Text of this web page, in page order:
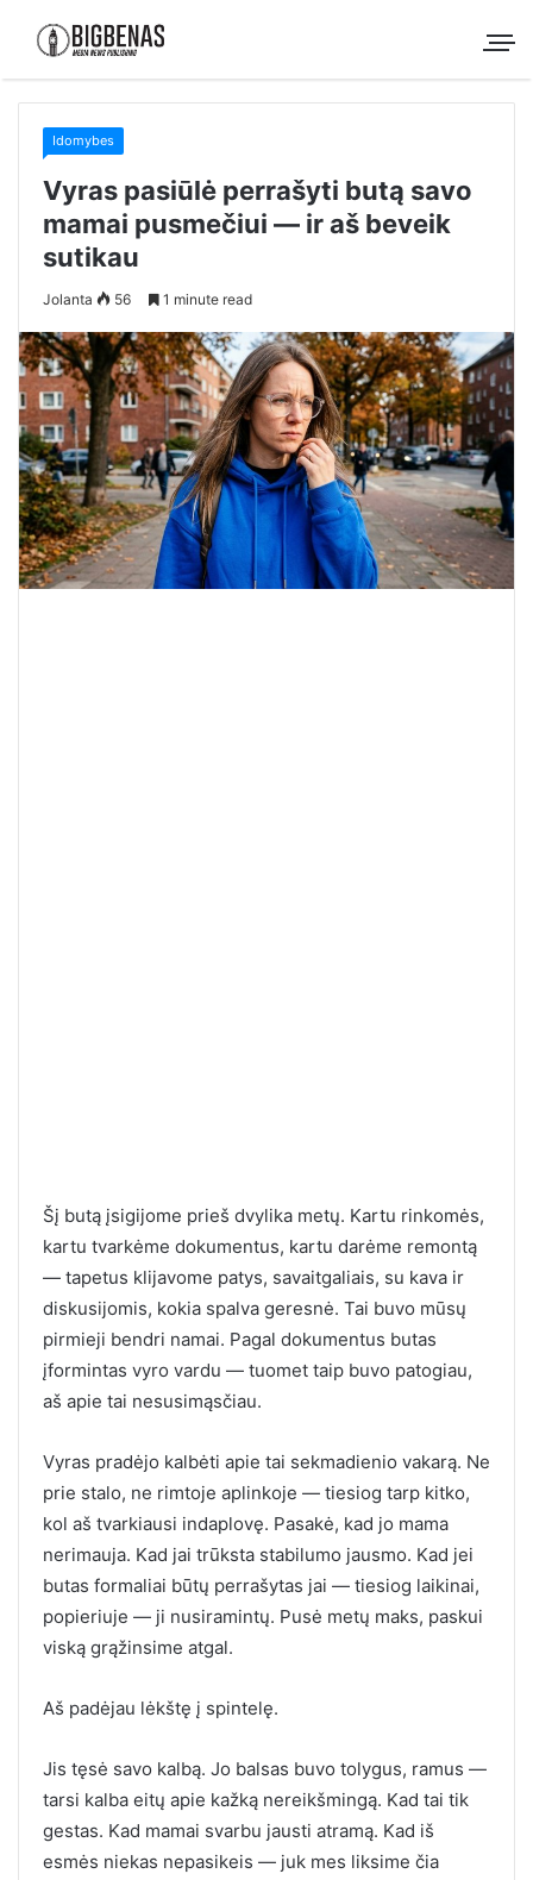
Idomybes
Vyras pasiūlė perrašyti butą savo
mamai pusmečiui — ir aš beveik
sutikau
Jolanta 56 1 minute read
Šį butą įsigijome prieš dvylika metų. Kartu rinkomės,
kartu tvarkėme dokumentus, kartu darėme remontą
— tapetus klijavome patys, savaitgaliais, su kava ir
diskusijomis, kokia spalva geresnė. Tai buvo mūsų
pirmieji bendri namai. Pagal dokumentus butas
įformintas vyro vardu — tuomet taip buvo patogiau,
aš apie tai nesusimąsčiau.
Vyras pradėjo kalbėti apie tai sekmadienio vakarą. Ne
prie stalo, ne rimtoje aplinkoje — tiesiog tarp kitko,
kol aš tvarkiausi indaplovę. Pasakė, kad jo mama
nerimauja. Kad jai trūksta stabilumo jausmo. Kad jei
butas formaliai būtų perrašytas jai — tiesiog laikinai,
popieriuje — ji nusiramintų. Pusė metų maks, paskui
viską grąžinsime atgal.
Aš padėjau lėkštę į spintelę.
Jis tęsė savo kalbą. Jo balsas buvo tolygus, ramus —
tarsi kalba eitų apie kažką nereikšmingą. Kad tai tik
gestas. Kad mamai svarbu jausti atramą. Kad iš
esmės niekas nepasikeis — juk mes liksime čia